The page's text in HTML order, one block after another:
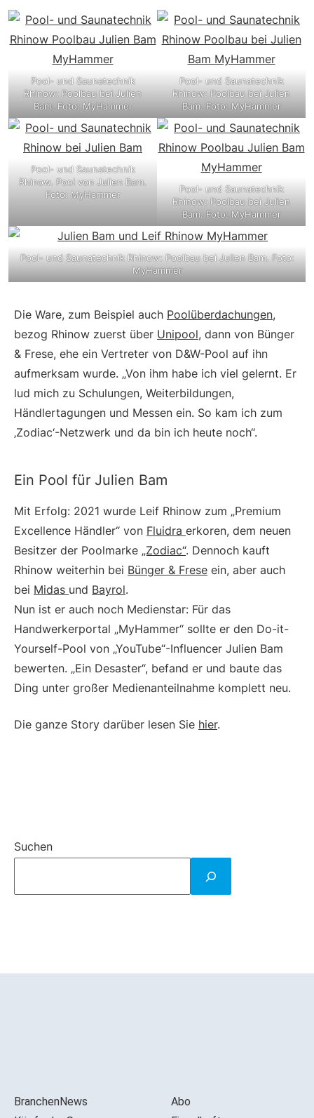
Pool- und Saunatechnik
Rhinow: Poolbau bei Julien
Bam. Foto: MyHammer
Pool- und Saunatechnik
Rhinow: Poolbau bei Julien
Bam. Foto: MyHammer
Pool- und Saunatechnik
Rhinow. Pool von Julien Bam.
Foto: MyHammer
Pool- und Saunatechnik
Rhinow: Poolbau bei Julien
Bam. Foto: MyHammer
Pool- und Saunatechnik Rhinow: Poolbau bei Julien Bam. Foto:
MyHammer
Die Ware, zum Beispiel auch Poolüberdachungen,
bezog Rhinow zuerst über Unipool, dann von Bünger
& Frese, ehe ein Vertreter von D&W-Pool auf ihn
aufmerksam wurde. „Von ihm habe ich viel gelernt. Er
lud mich zu Schulungen, Weiterbildungen,
Händlertagungen und Messen ein. So kam ich zum
‚Zodiac‘-Netzwerk und da bin ich heute noch“.
Ein Pool für Julien Bam
Mit Erfolg: 2021 wurde Leif Rhinow zum „Premium
Excellence Händler“ von Fluidra erkoren, dem neuen
Besitzer der Poolmarke „Zodiac“. Dennoch kauft
Rhinow weiterhin bei Bünger & Frese ein, aber auch
bei Midas und Bayrol.
Nun ist er auch noch Medienstar: Für das
Handwerkerportal „MyHammer“ sollte er den Do-it-
Yourself-Pool von „YouTube“-Influencer Julien Bam
bewerten. „Ein Desaster“, befand er und baute das
Ding unter großer Medienanteilnahme komplett neu.
Die ganze Story darüber lesen Sie hier.
Suchen
BranchenNews
Abo